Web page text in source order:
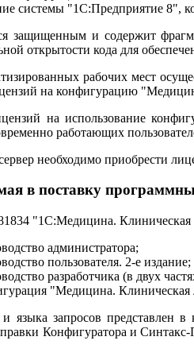
системы "1С:Предприятие 8",
защищенным и содержит
открытости кода для
рабочих мест
на конфигурацию
на использование
работающих
необходимо приобрести
в поставку
"1С:Медицина.
администратора;
пользователя. 2-е издание;
разработчика (в двух
"Медицина. Клиническая
языка запросов представлен
Конфигуратора и